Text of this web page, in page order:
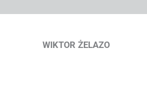
WIKTOR ŻELAZO